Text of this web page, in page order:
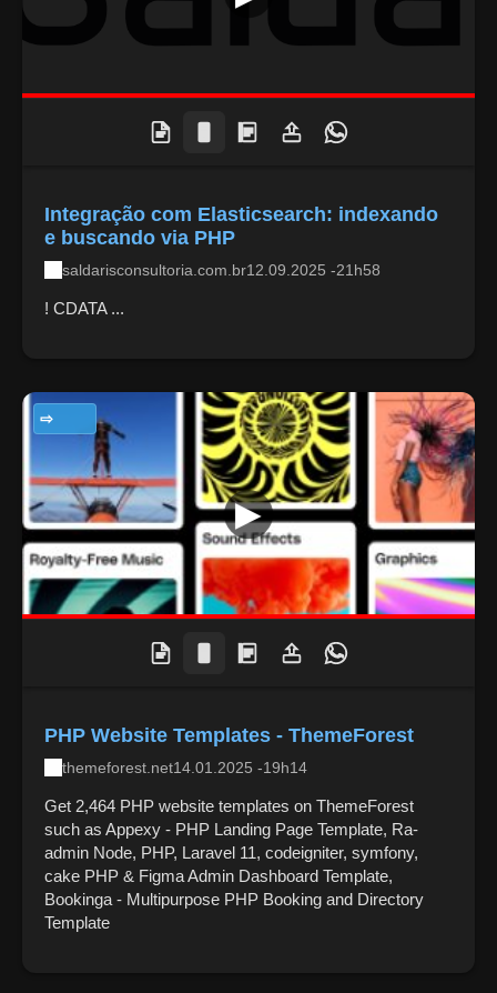
Integração com Elasticsearch: indexando
e buscando via PHP
saldarisconsultoria.com.br12.09.2025 -21h58
! CDATA ...
TECNOLOGIA
PHP Website Templates - ThemeForest
themeforest.net14.01.2025 -19h14
Get 2,464 PHP website templates on ThemeForest
such as Appexy - PHP Landing Page Template, Ra-
admin Node, PHP, Laravel 11, codeigniter, symfony,
cake PHP & Figma Admin Dashboard Template,
Bookinga - Multipurpose PHP Booking and Directory
Template